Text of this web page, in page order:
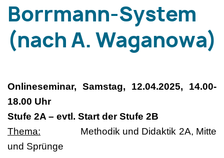
Borrmann-System
(nach A. Waganowa)
Onlineseminar, Samstag, 12.04.2025, 14.00-
18.00 Uhr
Stufe 2A – evtl. Start der Stufe 2B
Thema: Methodik und Didaktik 2A, Mitte
und Sprünge